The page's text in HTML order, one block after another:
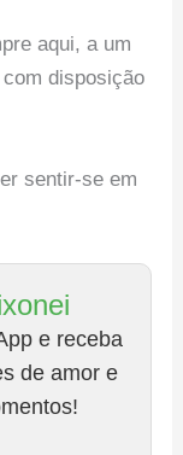
aqui, a um
disposição
sentir-se em
e receba
de amor e